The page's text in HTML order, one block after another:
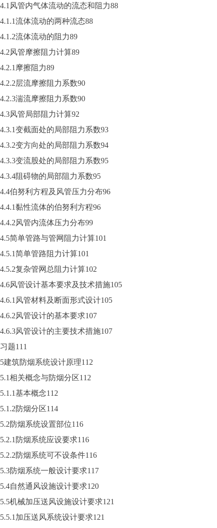
4.1风管内气体流动的流态和阻力88
4.1.1流体流动的两种流态88
4.1.2流体流动的阻力89
4.2风管摩擦阻力计算89
4.2.1摩擦阻力89
4.2.2层流摩擦阻力系数90
4.2.3湍流摩擦阻力系数90
4.3风管局部阻力计算92
4.3.1变截面处的局部阻力系数93
4.3.2变方向处的局部阻力系数94
4.3.3变流股处的局部阻力系数95
4.3.4阻碍物的局部阻力系数95
4.4伯努利方程及风管压力分布96
4.4.1黏性流体的伯努利方程96
4.4.2风管内流体压力分布99
4.5简单管路与管网阻力计算101
4.5.1简单管路阻力计算101
4.5.2复杂管网总阻力计算102
4.6风管设计基本要求及技术措施105
4.6.1风管材料及断面形式设计105
4.6.2风管设计的基本要求107
4.6.3风管设计的主要技术措施107
习题111
5建筑防烟系统设计原理112
5.1相关概念与防烟分区112
5.1.1基本概念112
5.1.2防烟分区114
5.2防烟系统设置部位116
5.2.1防烟系统应设要求116
5.2.2防烟系统可不设条件116
5.3防烟系统一般设计要求117
5.4自然通风设施设计要求120
5.5机械加压送风设施设计要求121
5.5.1加压送风系统设计要求121